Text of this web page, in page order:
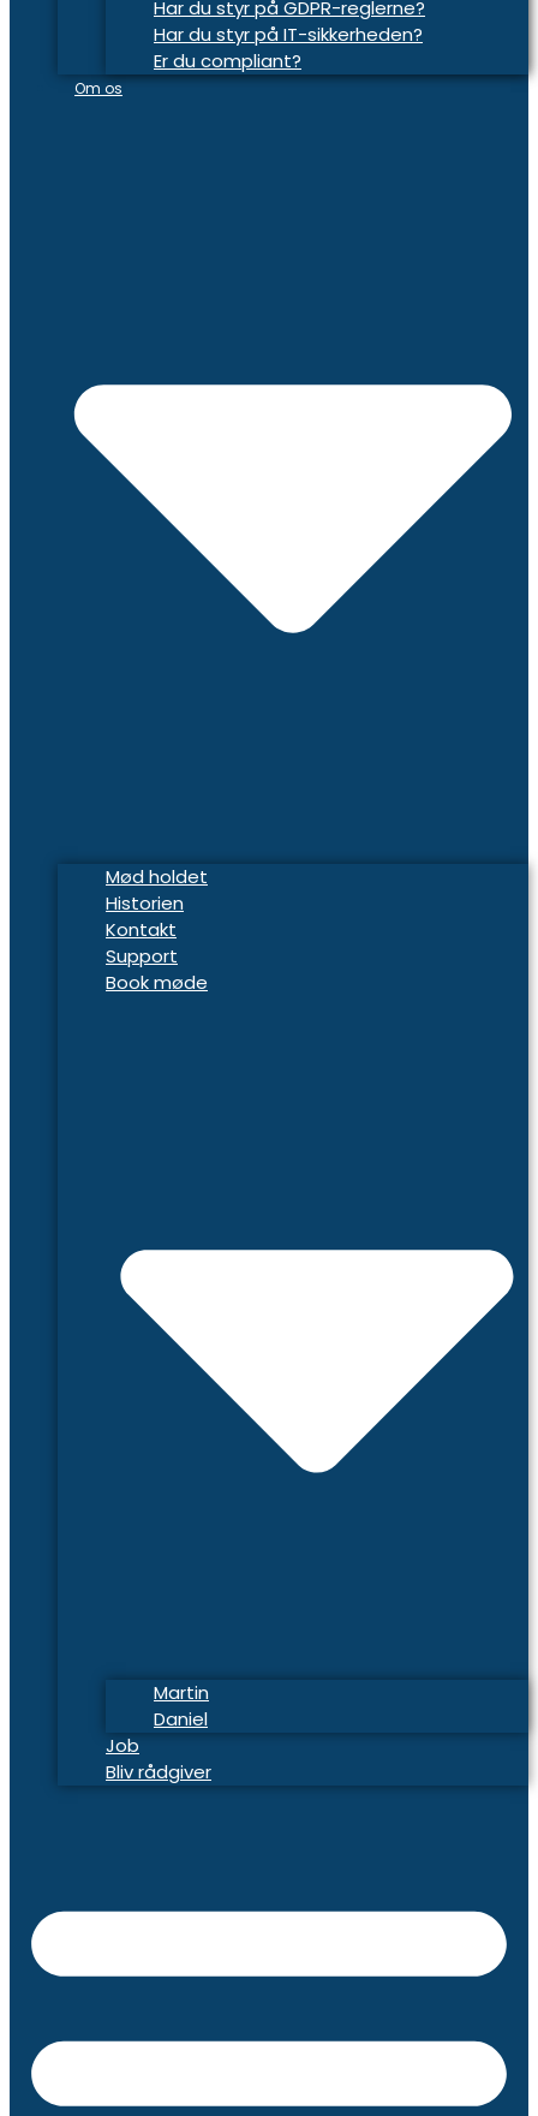
Har du styr på GDPR-reglerne?
Har du styr på IT-sikkerheden?
Er du compliant?
Om os
Mød holdet
Historien
Kontakt
Support
Book møde
Martin
Daniel
Job
Bliv rådgiver